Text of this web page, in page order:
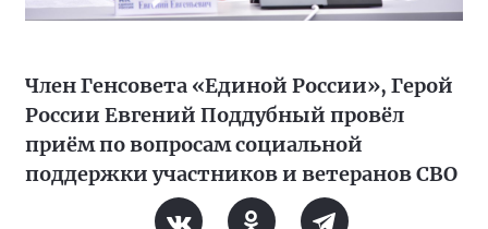
Член Генсовета «Единой России», Герой
России Евгений Поддубный провёл
приём по вопросам социальной
поддержки участников и ветеранов СВО